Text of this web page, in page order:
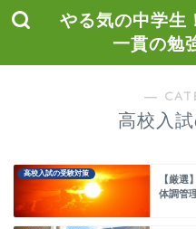
やる気の中学生
一貫の勉
―
高校入
高校入試の受験対策
【厳
体調管